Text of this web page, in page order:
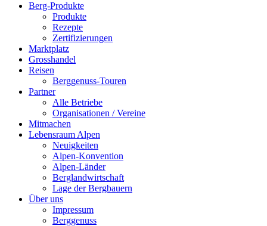
Berg-Produkte
Produkte
Rezepte
Zertifizierungen
Marktplatz
Grosshandel
Reisen
Berggenuss-Touren
Partner
Alle Betriebe
Organisationen / Vereine
Mitmachen
Lebensraum Alpen
Neuigkeiten
Alpen-Konvention
Alpen-Länder
Berglandwirtschaft
Lage der Bergbauern
Über uns
Impressum
Berggenuss